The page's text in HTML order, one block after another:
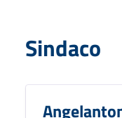
Sindaco